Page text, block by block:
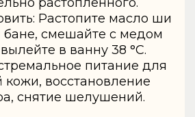
Растопите масло ши
бане, смешайте с медом
в ванну 38 °C.
питание для
кожи, восстановление
снятие шелушений.